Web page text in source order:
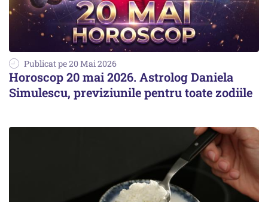
Publicat pe 20 Mai 2026
Horoscop 20 mai 2026. Astrolog Daniela
Simulescu, previziunile pentru toate zodiile